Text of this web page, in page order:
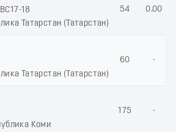
18
Татарстан (Татарстан)
54 0.00
Татарстан (Татарстан)
60 -
Коми
175 -